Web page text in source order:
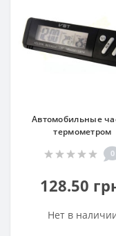
Автомобильные
термометром
0
128.50
Нет в